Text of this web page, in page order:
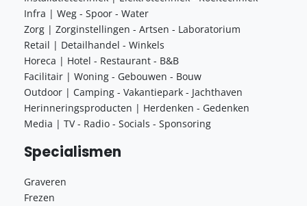
Infra | Weg - Spoor - Water
Zorg | Zorginstellingen - Artsen - Laboratorium
Retail | Detailhandel - Winkels
Horeca | Hotel - Restaurant - B&B
Facilitair | Woning - Gebouwen - Bouw
Outdoor | Camping - Vakantiepark - Jachthaven
Herinneringsproducten | Herdenken - Gedenken
Media | TV - Radio - Socials - Sponsoring
Specialismen
Graveren
Frezen